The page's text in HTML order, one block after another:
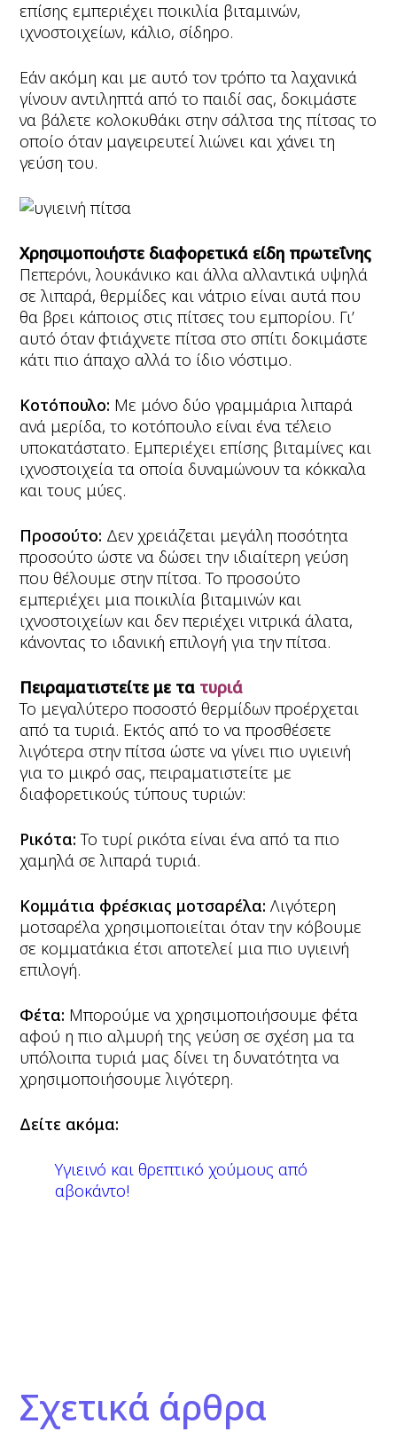
επίσης εμπεριέχει ποικιλία βιταμινών,
ιχνοστοιχείων, κάλιο, σίδηρο.
Εάν ακόμη και με αυτό τον τρόπο τα λαχανικά
γίνουν αντιληπτά από το παιδί σας, δοκιμάστε
να βάλετε κολοκυθάκι στην σάλτσα της πίτσας το
οποίο όταν μαγειρευτεί λιώνει και χάνει τη
γεύση του.
Χρησιμοποιήστε διαφορετικά είδη πρωτεΐνης
Πεπερόνι, λουκάνικο και άλλα αλλαντικά υψηλά
σε λιπαρά, θερμίδες και νάτριο είναι αυτά που
θα βρει κάποιος στις πίτσες του εμπορίου. Γι’
αυτό όταν φτιάχνετε πίτσα στο σπίτι δοκιμάστε
κάτι πιο άπαχο αλλά το ίδιο νόστιμο.
Κοτόπουλο: Mε μόνο δύο γραμμάρια λιπαρά
ανά μερίδα, το κοτόπουλο είναι ένα τέλειο
υποκατάστατο. Εμπεριέχει επίσης βιταμίνες και
ιχνοστοιχεία τα οποία δυναμώνουν τα κόκκαλα
και τους μύες.
Προσούτο: Δεν χρειάζεται μεγάλη ποσότητα
προσούτο ώστε να δώσει την ιδιαίτερη γεύση
που θέλουμε στην πίτσα. Το προσούτο
εμπεριέχει μια ποικιλία βιταμινών και
ιχνοστοιχείων και δεν περιέχει νιτρικά άλατα,
κάνοντας το ιδανική επιλογή για την πίτσα.
Πειραματιστείτε με τα τυριά
Το μεγαλύτερο ποσοστό θερμίδων προέρχεται
από τα τυριά. Εκτός από το να προσθέσετε
λιγότερα στην πίτσα ώστε να γίνει πιο υγιεινή
για το μικρό σας, πειραματιστείτε με
διαφορετικούς τύπους τυριών:
Ρικότα:Το τυρί ρικότα είναι ένα από τα πιο
χαμηλά σε λιπαρά τυριά.
Κομμάτια φρέσκιας μοτσαρέλα:Λιγότερη
μοτσαρέλα χρησιμοποιείται όταν την κόβουμε
σε κομματάκια έτσι αποτελεί μια πιο υγιεινή
επιλογή.
Φέτα: Μπορούμε να χρησιμοποιήσουμε φέτα
αφού η πιο αλμυρή της γεύση σε σχέση μα τα
υπόλοιπα τυριά μας δίνει τη δυνατότητα να
χρησιμοποιήσουμε λιγότερη.
Δείτε ακόμα:
Υγιεινό και θρεπτικό χούμους από
αβοκάντο!
Σχετικά άρθρα